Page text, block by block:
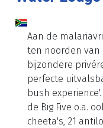
Aan de
ten noorden van
bijzondere
perfecte
bush
de Big Five o.a.
cheeta's, 21